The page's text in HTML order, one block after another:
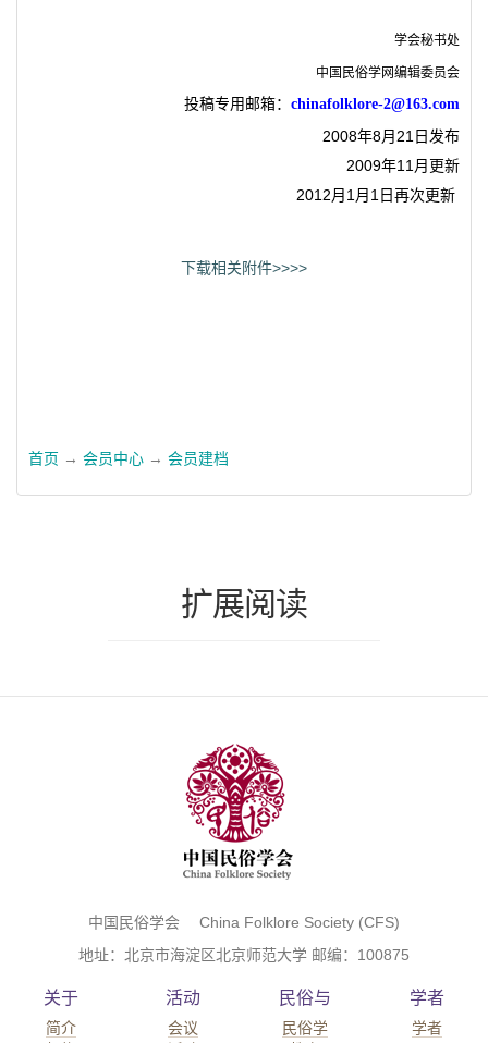
学会秘书处
中国民俗学网编辑委员会
投稿专用邮箱： chinafolklore-2@163.com
2008年8月21日发布
2009年11月更新
2012月1月1日再次更新
下载相关附件>>>>
首页 → 会员中心 → 会员建档
扩展阅读
中国民俗学会 China Folklore Society (CFS)
地址：北京市海淀区北京师范大学 邮编：100875
关于
简介
活动
会议
民俗与
民俗学
学者
学者